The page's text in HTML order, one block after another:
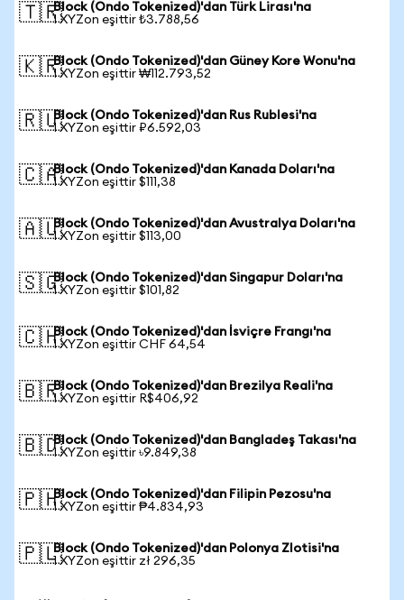
🇹🇷Block (Ondo Tokenized)'dan Türk Lirası'na
1 XYZon eşittir ₺3.788,56
🇰🇷Block (Ondo Tokenized)'dan Güney Kore Wonu'na
1 XYZon eşittir ₩112.793,52
🇷🇺Block (Ondo Tokenized)'dan Rus Rublesi'na
1 XYZon eşittir ₽6.592,03
🇨🇦Block (Ondo Tokenized)'dan Kanada Doları'na
1 XYZon eşittir $111,38
🇦🇺Block (Ondo Tokenized)'dan Avustralya Doları'na
1 XYZon eşittir $113,00
🇸🇬Block (Ondo Tokenized)'dan Singapur Doları'na
1 XYZon eşittir $101,82
🇨🇭Block (Ondo Tokenized)'dan İsviçre Frangı'na
1 XYZon eşittir CHF 64,54
🇧🇷Block (Ondo Tokenized)'dan Brezilya Reali'na
1 XYZon eşittir R$406,92
🇧🇩Block (Ondo Tokenized)'dan Bangladeş Takası'na
1 XYZon eşittir ৳9.849,38
🇵🇭Block (Ondo Tokenized)'dan Filipin Pezosu'na
1 XYZon eşittir ₱4.834,93
🇵🇱Block (Ondo Tokenized)'dan Polonya Zlotisi'na
1 XYZon eşittir zł 296,35